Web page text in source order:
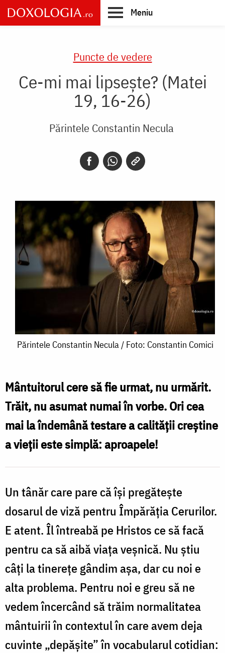
Skip
to
main
Meniu
Puncte de vedere
Ce-mi mai lipsește? (Matei
19, 16-26)
Părintele Constantin Necula
Părintele
Necula
/
Foto:
Constantin
Comici
Părintele Constantin Necula / Foto: Constantin Comici
Mântuitorul cere să fie urmat, nu urmărit.
Trăit, nu asumat numai în vorbe. Ori cea
mai la îndemână testare a calității creștine
a vieții este simplă: aproapele!
Un tânăr care pare că își pregătește
dosarul de viză pentru Împărăția Cerurilor.
E atent. Îl întreabă pe Hristos ce să facă
pentru ca să aibă viața veșnică. Nu știu
câți la tinerețe gândim așa, dar cu noi e
alta problema. Pentru noi e greu să ne
vedem încercând să trăim normalitatea
mântuirii în contextul în care avem deja
cuvinte „depășite” în vocabularul cotidian: